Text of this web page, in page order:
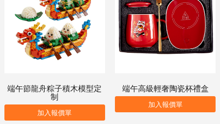
端午節龍舟粽子積木模型定
制
加入報價單
端午高級輕奢陶瓷杯禮盒
加入報價單